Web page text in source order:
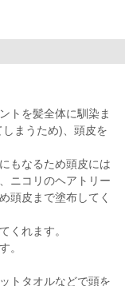
トを髪全体に馴染ま
まうため)、頭皮を
もなるため頭皮には
ニコリのヘアトリー
頭皮まで塗布してく
くれます。
。
トタオルなどで頭を